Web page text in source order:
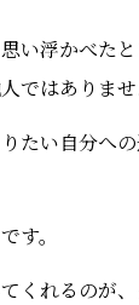
い浮かべた
ではありませ
たい自分へ
す。
くれるのが